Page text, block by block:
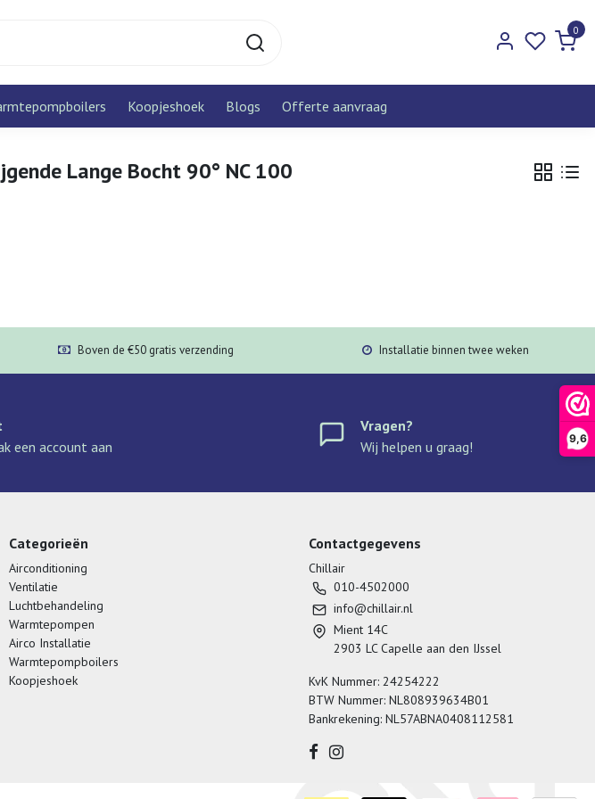
9,6
0
Koopjeshoek Blogs Offerte aanvraag
Lange Bocht 90° NC 100
Boven de €50 gratis verzending Installatie binnen twee weken
een account aan
Vragen?
Wij helpen u graag!
Categorieën
Airconditioning
Ventilatie
Luchtbehandeling
Warmtepompen
Airco Installatie
Warmtepompboilers
Koopjeshoek
Contactgegevens
Chillair
010-4502000
info@chillair.nl
Mient 14C
2903 LC Capelle aan den IJssel
KvK Nummer: 24254222
BTW Nummer: NL808939634B01
Bankrekening: NL57ABNA0408112581